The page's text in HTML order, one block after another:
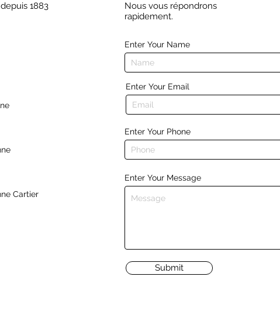
1883
Cartier
Nous vous répondrons
rapidement.
Enter Your Name
Enter Your Email
Enter Your Phone
Enter Your Message
Submit